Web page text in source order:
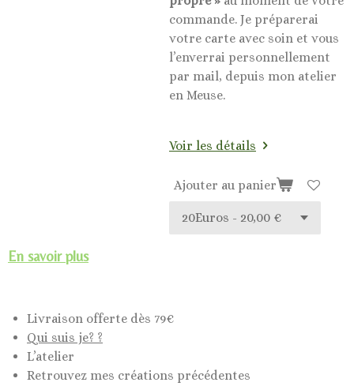
commande. Je préparerai
votre carte avec soin et vous
l’enverrai personnellement
par mail, depuis mon atelier
en Meuse.
Voir les détails
Ajouter au panier
En savoir plus
Livraison offerte dès 79€
Qui suis je? ?
L’atelier
Retrouvez mes créations précédentes